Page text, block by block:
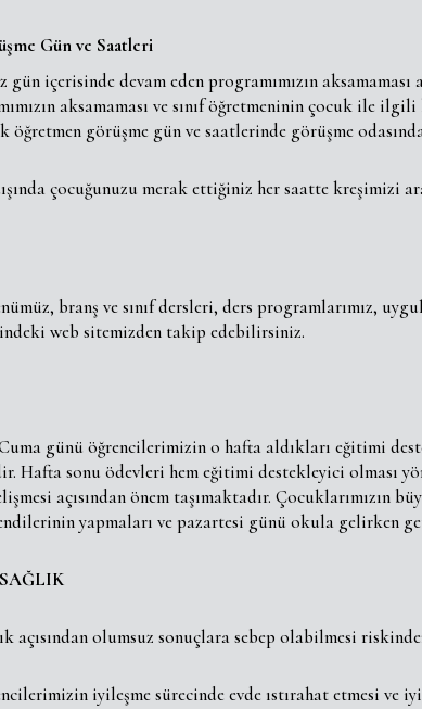
Gün ve Saatleri
içerisinde devam eden programımızın
aksamaması ve sınıf öğretmeninin çocuk ile
öğretmen görüşme gün ve saatlerinde görüşme
çocuğunuzu merak ettiğiniz her saatte kreşimizi
branş ve sınıf dersleri, ders programlarımız,
web sitemizden takip edebilirsiniz.
günü öğrencilerimizin o hafta aldıkları eğitimi
Hafta sonu ödevleri hem eğitimi destekleyici olması
açısından önem taşımaktadır.
yapmaları ve pazartesi günü okula gelirken
açısından olumsuz sonuçlara sebep olabilmesi
iyileşme sürecinde evde ıstırahat etmesi